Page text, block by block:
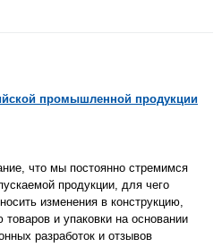
промышленной продукции
что мы постоянно стремимся
продукции, для чего
изменения в конструкцию,
и упаковки на основании
разработок и отзывов